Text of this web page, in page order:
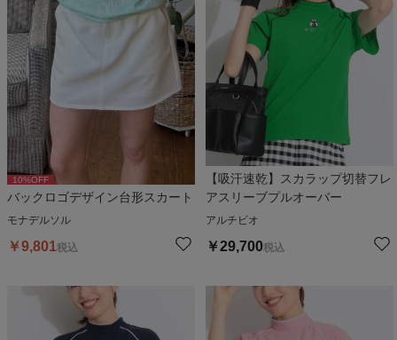
10%OFF
バックロゴデザイン台形スカート
モナデルソル
￥9,801税込
【吸汗速乾】スカラップ切替フレ
アスリーブプルオーバー
アルチビオ
￥29,700税込